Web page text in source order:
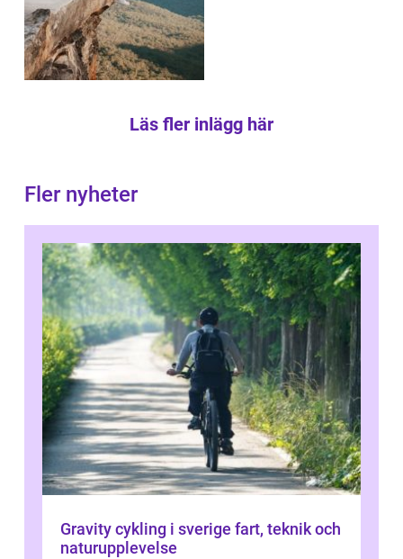
Läs fler inlägg här
Fler nyheter
Gravity cykling i sverige fart, teknik och
naturupplevelse